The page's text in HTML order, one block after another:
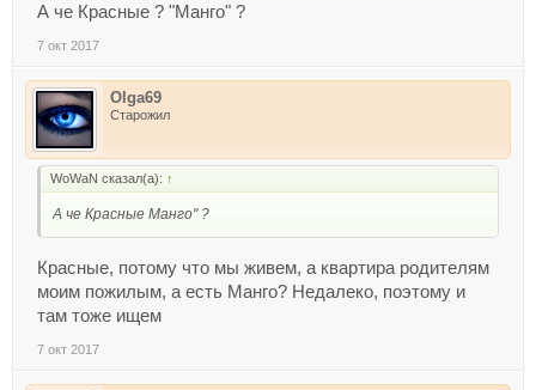
А че Красные ? "Манго" ?
7 окт 2017
Olga69
Старожил
WoWaN сказал(а): ↑
А че Красные Манго" ?
Красные, потому что мы живем, а квартира родителям
моим пожилым, а есть Манго? Недалеко, поэтому и
там тоже ищем
7 окт 2017